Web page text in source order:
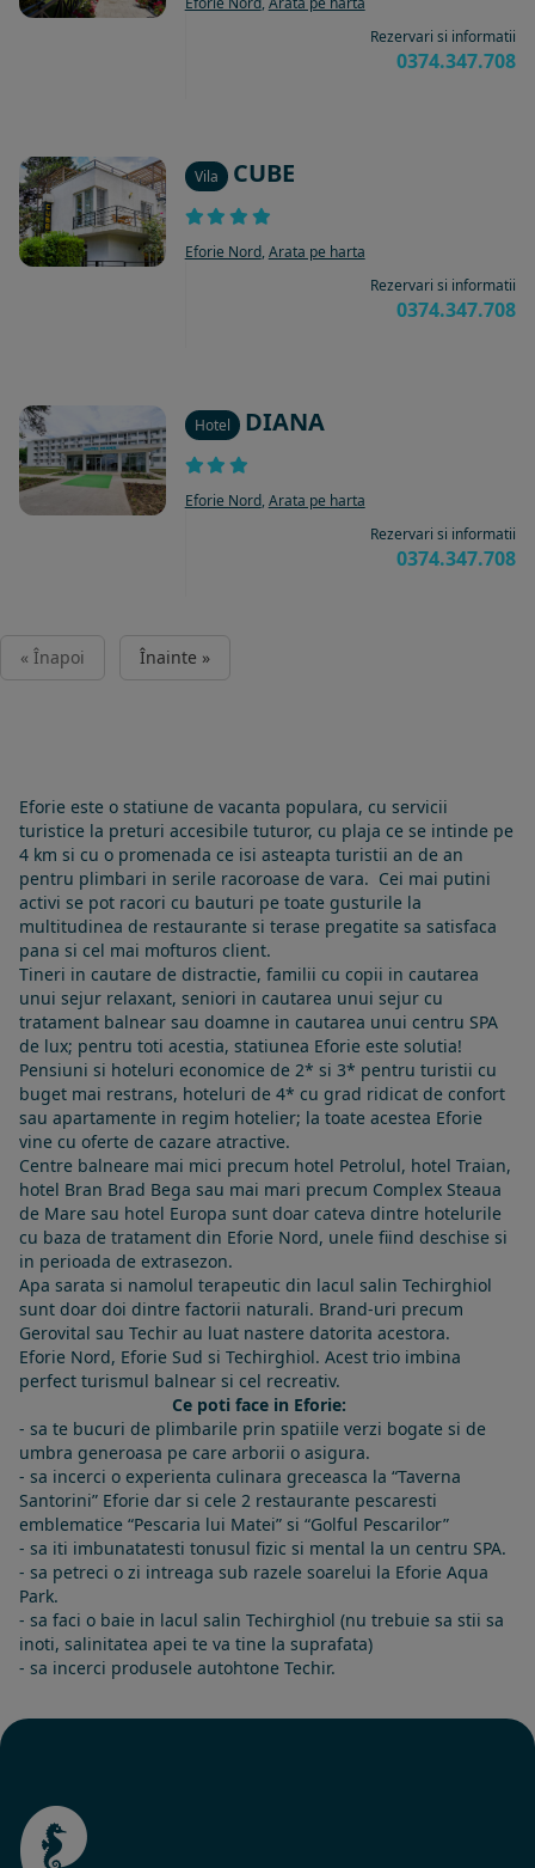
Rezervari si informatii
0374.347.708
Vila CUBE
Eforie Nord, Arata pe harta
Rezervari si informatii
0374.347.708
Hotel DIANA
Eforie Nord, Arata pe harta
Rezervari si informatii
0374.347.708
« Înapoi Înainte »
Eforie este o statiune de vacanta populara, cu servicii
turistice la preturi accesibile tuturor, cu plaja ce se intinde pe
4 km si cu o promenada ce isi asteapta turistii an de an
pentru plimbari in serile racoroase de vara. Cei mai putini
activi se pot racori cu bauturi pe toate gusturile la
multitudinea de restaurante si terase pregatite sa satisfaca
pana si cel mai mofturos client.
Tineri in cautare de distractie, familii cu copii in cautarea
unui sejur relaxant, seniori in cautarea unui sejur cu
tratament balnear sau doamne in cautarea unui centru SPA
de lux; pentru toti acestia, statiunea Eforie este solutia!
Pensiuni si hoteluri economice de 2* si 3* pentru turistii cu
buget mai restrans, hoteluri de 4* cu grad ridicat de confort
sau apartamente in regim hotelier; la toate acestea Eforie
vine cu oferte de cazare atractive.
Centre balneare mai mici precum hotel Petrolul, hotel Traian,
hotel Bran Brad Bega sau mai mari precum Complex Steaua
de Mare sau hotel Europa sunt doar cateva dintre hotelurile
cu baza de tratament din Eforie Nord, unele fiind deschise si
in perioada de extrasezon.
Apa sarata si namolul terapeutic din lacul salin Techirghiol
sunt doar doi dintre factorii naturali. Brand-uri precum
Gerovital sau Techir au luat nastere datorita acestora.
Eforie Nord, Eforie Sud si Techirghiol. Acest trio imbina
perfect turismul balnear si cel recreativ.
Ce poti face in Eforie:
- sa te bucuri de plimbarile prin spatiile verzi bogate si de
umbra generoasa pe care arborii o asigura.
- sa incerci o experienta culinara greceasca la “Taverna
Santorini” Eforie dar si cele 2 restaurante pescaresti
emblematice “Pescaria lui Matei” si “Golful Pescarilor”
- sa iti imbunatatesti tonusul fizic si mental la un centru SPA.
- sa petreci o zi intreaga sub razele soarelui la Eforie Aqua
Park.
- sa faci o baie in lacul salin Techirghiol (nu trebuie sa stii sa
inoti, salinitatea apei te va tine la suprafata)
- sa incerci produsele autohtone Techir.